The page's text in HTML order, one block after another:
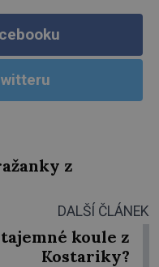
z
DALŠÍ ČLÁNEK
koule z
Kostariky?